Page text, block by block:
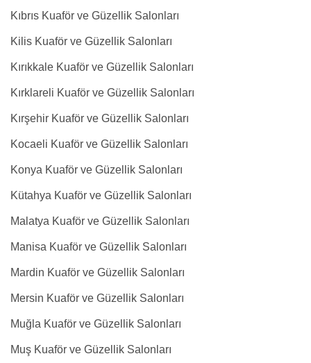
Kıbrıs Kuaför ve Güzellik Salonları
Kilis Kuaför ve Güzellik Salonları
Kırıkkale Kuaför ve Güzellik Salonları
Kırklareli Kuaför ve Güzellik Salonları
Kırşehir Kuaför ve Güzellik Salonları
Kocaeli Kuaför ve Güzellik Salonları
Konya Kuaför ve Güzellik Salonları
Kütahya Kuaför ve Güzellik Salonları
Malatya Kuaför ve Güzellik Salonları
Manisa Kuaför ve Güzellik Salonları
Mardin Kuaför ve Güzellik Salonları
Mersin Kuaför ve Güzellik Salonları
Muğla Kuaför ve Güzellik Salonları
Muş Kuaför ve Güzellik Salonları